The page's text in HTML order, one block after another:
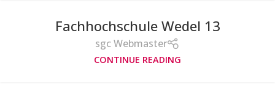
Fachhochschule Wedel 13
sgc Webmaster
CONTINUE READING